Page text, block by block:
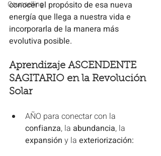
Counselling
conocer el propósito de esa nueva
energía que llega a nuestra vida e
incorporarla de la manera más
evolutiva posible.
Aprendizaje ASCENDENTE
SAGITARIO en la Revolución
Solar
AÑO para conectar con la
confianza, la abundancia, la
expansión y la exteriorización: